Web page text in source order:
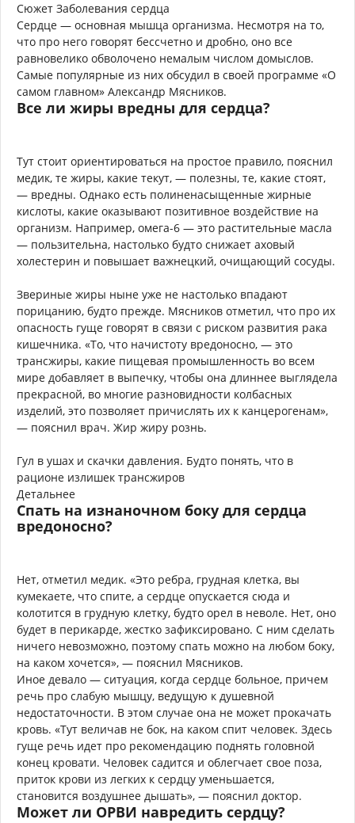
Сюжет Заболевания сердца
Сердце — основная мышца организма. Несмотря на то,
что про него говорят бессчетно и дробно, оно все
равновелико обволочено немалым числом домыслов.
Самые популярные из них обсудил в своей программе «О
самом главном» Александр Мясников.
Все ли жиры вредны для сердца?
Тут стоит ориентироваться на простое правило, пояснил
медик, те жиры, какие текут, — полезны, те, какие стоят,
— вредны. Однако есть полиненасыщенные жирные
кислоты, какие оказывают позитивное воздействие на
организм. Например, омега-6 — это растительные масла
— пользительна, настолько будто снижает аховый
холестерин и повышает важнецкий, очищающий сосуды.
Звериные жиры ныне уже не настолько впадают
порицанию, будто прежде. Мясников отметил, что про их
опасность гуще говорят в связи с риском развития рака
кишечника. «То, что начистоту вредоносно, — это
трансжиры, какие пищевая промышленность во всем
мире добавляет в выпечку, чтобы она длиннее выглядела
прекрасной, во многие разновидности колбасных
изделий, это позволяет причислять их к канцерогенам»,
— пояснил врач. Жир жиру рознь.
Гул в ушах и скачки давления. Будто понять, что в
рационе излишек трансжиров
Детальнее
Спать на изнаночном боку для сердца
вредоносно?
Нет, отметил медик. «Это ребра, грудная клетка, вы
кумекаете, что спите, а сердце опускается сюда и
колотится в грудную клетку, будто орел в неволе. Нет, оно
будет в перикарде, жестко зафиксировано. С ним сделать
ничего невозможно, поэтому спать можно на любом боку,
на каком хочется», — пояснил Мясников.
Иное девало — ситуация, когда сердце больное, причем
речь про слабую мышцу, ведущую к душевной
недостаточности. В этом случае она не может прокачать
кровь. «Тут величав не бок, на каком спит человек. Здесь
гуще речь идет про рекомендацию поднять головной
конец кровати. Человек садится и облегчает свое поза,
приток крови из легких к сердцу уменьшается,
становится воздушнее дышать», — пояснил доктор.
Может ли ОРВИ навредить сердцу?